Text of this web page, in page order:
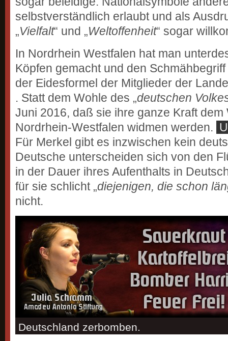
selbstverständlich erlaubt und als
„Vielfalt“ und „Weltoffenheit“ sogar
In Nordrhein Westfalen hat man
Köpfen gemacht und den Schmähbegriff
der Eidesformel der Mitglieder der
. Statt dem Wohle des „deutschen
Juni 2016, daß sie ihre ganze Kraft
Nordrhein-Westfalen widmen werden.
Für Merkel gibt es inzwischen kein
Deutsche unterscheiden sich von den
in der Dauer ihres Aufenthalts in
für sie schlicht „diejenigen, die schon
nicht.
Deutschland zerbomben.